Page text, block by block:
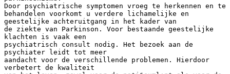
Door psychiatrische symptomen vroeg te herkennen en te
behandelen voorkomt u verdere lichamelijke en
geestelijke achteruitgang in het kader van
de ziekte van Parkinson. Voor bestaande geestelijke
klachten is vaak een
psychiatrisch consult nodig. Het bezoek aan de
psychiater leidt tot meer
aandacht voor de verschillende problemen. Hierdoor
verbetert de kwaliteit